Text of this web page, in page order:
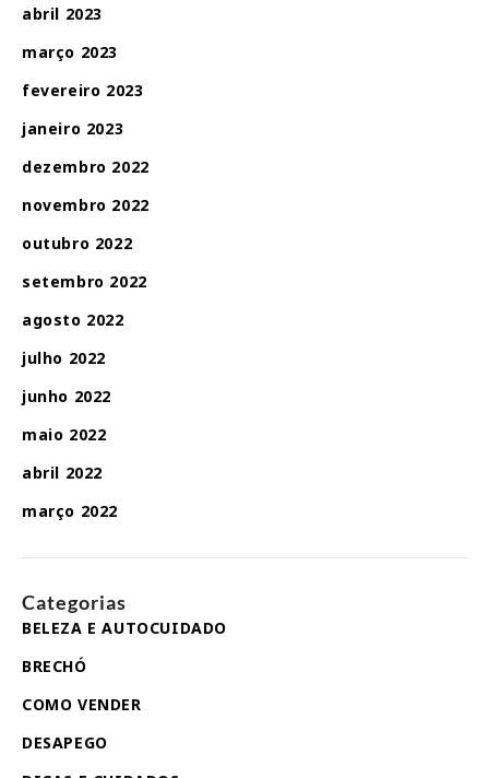
abril 2023
março 2023
fevereiro 2023
janeiro 2023
dezembro 2022
novembro 2022
outubro 2022
setembro 2022
agosto 2022
julho 2022
junho 2022
maio 2022
abril 2022
março 2022
Categorias
BELEZA E AUTOCUIDADO
BRECHÓ
COMO VENDER
DESAPEGO